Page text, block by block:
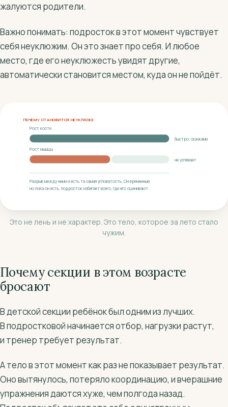
жалуются родители.
Важно понимать: подросток в этот момент чувствует
себя неуклюжим. Он это знает про себя. И любое
место, где его неуклюжесть увидят другие,
автоматически становится местом, куда он не пойдёт.
ПОЧЕМУ СТАНОВИТСЯ НЕУКЛЮЖЕ
Рост кости
быстро, скачками
Рост мышцы
не успевает
Разрыв между ними и есть та самая угловатость. Он временный,
но пока он есть, подросток избегает всего, где его оценивают.
Это не лень и не характер. Это тело, которое за лето стало
чужим.
Почему секции в этом возрасте
бросают
В детской секции ребёнок был одним из лучших.
В подростковой начинается отбор, нагрузки растут,
и тренер требует результат.
А тело в этот момент как раз не показывает результат.
Оно вытянулось, потеряло координацию, и вчерашние
упражнения даются хуже, чем полгода назад.